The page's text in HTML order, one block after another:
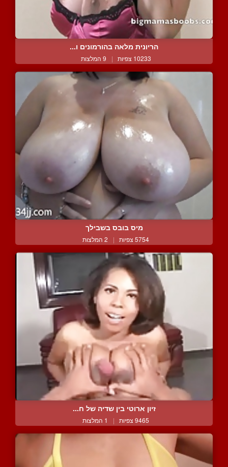
הריונית מלאה בהורמונים ו...
10233 צפיות | 9 המלצות
מיס בובס בשבילך
5754 צפיות | 2 המלצות
זיון ארוטי בין שדיה של ח...
9465 צפיות | 1 המלצות